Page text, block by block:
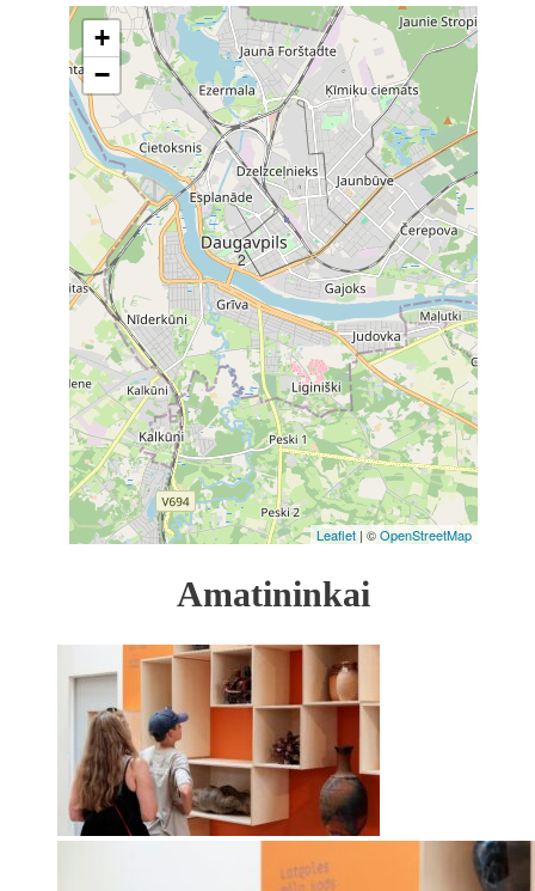
2
+
−
Leaflet | ©OpenStreetMap
Amatininkai